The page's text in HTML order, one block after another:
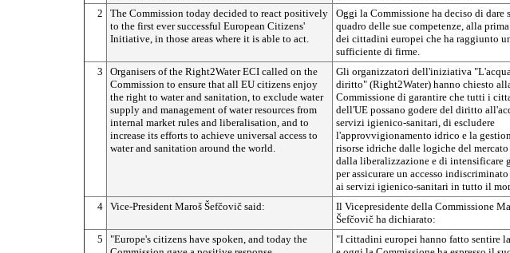
2
The Commission today decided to react positively
to the first ever successful European Citizens'
Initiative, in those areas where it is able to act.
Oggi la Commissione ha deciso di dare
quadro delle sue competenze, alla
dei cittadini europei che ha raggiunto
sufficiente di firme.
3
Organisers of the Right2Water ECI called on the
Commission to ensure that all EU citizens enjoy
the right to water and sanitation, to exclude water
supply and management of water resources from
internal market rules and liberalisation, and to
increase its efforts to achieve universal access to
water and sanitation around the world.
Gli organizzatori dell'iniziativa
diritto" (Right2Water) hanno chiesto
Commissione di garantire che tutti i
dell'UE possano godere del diritto
servizi igienico-sanitari, di escludere
l'approvvigionamento idrico e la
risorse idriche dalle logiche del
dalla liberalizzazione e di intensificare
per assicurare un accesso
ai servizi igienico-sanitari in tutto il
4
Vice-President Maroš Šefčovič said:
Il Vicepresidente della Commissione
Šefčovič ha dichiarato:
5
"Europe's citizens have spoken, and today the
"I cittadini europei hanno fatto sentire